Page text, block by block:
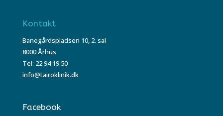
Kontakt
Banegårdspladsen 10, 2. sal
8000 Århus
Tel: 22 94 19 50
info@tairoklinik.dk
Facebook